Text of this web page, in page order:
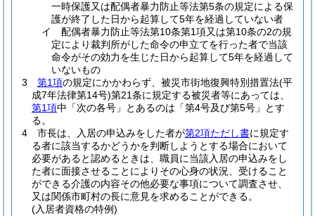
一時保護又は配偶者暴力防止等法第5条の規定による保
護が終了した日から起算して5年を経過していない者
イ
配偶者暴力防止等法第10条第1項又は第10条の2の規
定により裁判所がした命令の申立てを行った者で当該
命令がその効力を生じた日から起算して5年を経過して
いないもの
3
第1項の規定にかかわらず、被災市街地復興特別措置法(平
成7年法律第14号)第21条に規定する被災者等にあっては、
第1項中「次の各号」とあるのは「第4号及び第5号」とす
る。
4
市長は、入居の申込みをした者が第2項ただし書に規定す
る者に該当するかどうかを判断しようとする場合において
必要があると認めるときは、職員に当該入居の申込みをし
た者に面接させることによりその心身の状況、受けること
ができる介護の内容その他必要な事項について調査させ、
又は関係市町村の長に意見を求めることができる。
(入居者資格の特例)